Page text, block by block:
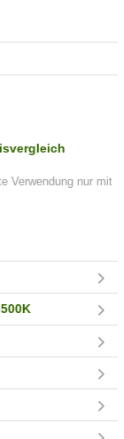
Verwendung nur mit